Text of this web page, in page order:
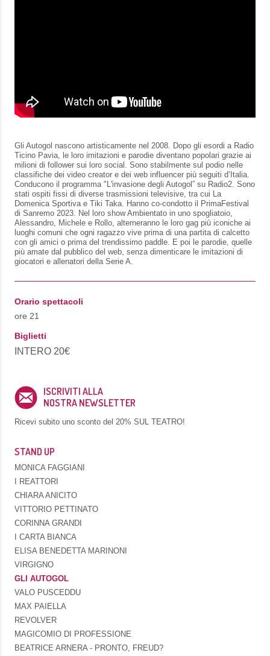
Gli Autogol nascono artisticamente nel 2008. Dopo gli esordi a Radio
Ticino Pavia, le loro imitazioni e parodie diventano popolari grazie ai
milioni di follower sui loro social. Sono stabilmente sul podio nelle
classifiche dei video creator e dei web influencer più seguiti d’Italia.
Conducono il programma "L'invasione degli Autogol” su Radio2. Sono
stati ospiti fissi di diverse trasmissioni televisive, tra cui La
Domenica Sportiva e Tiki Taka. Hanno co-condotto il PrimaFestival
di Sanremo 2023. Nel loro show Ambientato in uno spogliatoio,
Alessandro, Michele e Rollo, alterneranno le loro gag più iconiche ai
luoghi comuni che ogni ragazzo vive prima di una partita di calcetto
con gli amici o prima del trendissimo paddle. E poi le parodie, quelle
più amate dal pubblico del web, senza dimenticare le imitazioni di
giocatori e allenatori della Serie A.
Orario spettacoli
ore 21
Biglietti
INTERO 20€
ISCRIVITI ALLA
NOSTRA NEWSLETTER
Ricevi subito uno sconto del 20% SUL TEATRO!
STAND UP
MONICA FAGGIANI
I REATTORI
CHIARA ANICITO
VITTORIO PETTINATO
CORINNA GRANDI
I CARTA BIANCA
ELISA BENEDETTA MARINONI
VIRGIGNO
GLI AUTOGOL
VALO PUSCEDDU
MAX PAIELLA
REVOLVER
MAGICOMIO DI PROFESSIONE
BEATRICE ARNERA - PRONTO, FREUD?